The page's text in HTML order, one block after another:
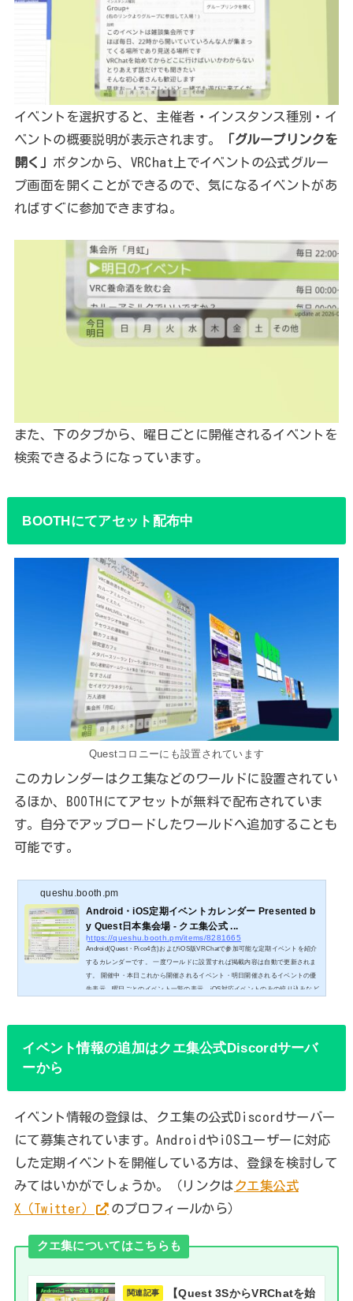
イベントを選択すると、主催者・インスタンス種別・イ
ベントの概要説明が表示されます。
「グループリンクを
開く」 ボタンから、VRChat上でイベントの公式グルー
プ画面を開くことができるので、気になるイベントがあ
ればすぐに参加できますね。
また、下のタブから、曜日ごとに開催されるイベントを
検索できるようになっています。
BOOTHにてアセット配布中
Questコロニーにも設置されています
このカレンダーはクエ集などのワールドに設置されてい
るほか、BOOTHにてアセットが無料で配布されていま
す。自分でアップロードしたワールドへ追加することも
可能です。
queshu.booth.pm
Android・iOS定期イベントカレンダー Presented b
y Quest日本集会場 - クエ集公式 ...
https://queshu.booth.pm/items/8281665
Android(Quest・Pico4含)およびiOS版VRChatで参加可能な定期イベントを紹介
するカレンダーです。 一度ワールドに設置すれば掲載内容は自動で更新されま
す。 開催中・本日これから開催されるイベント・明日開催されるイベントの優
先表示、曜日ごとのイベント一覧の表示、iOS対応イベントのみの絞り込みなど
イベント情報の追加はクエ集公式Discordサーバ
ーから
イベント情報の登録は、クエ集の公式Discordサーバー
にて募集されています。AndroidやiOSユーザーに対応
した定期イベントを開催している方は、登録を検討して
みてはいかがでしょうか。（リンクは クエ集公式
X（Twitter）
のプロフィールから）
クエ集についてはこちらも
関連記事
【Quest 3SからVRChatを始